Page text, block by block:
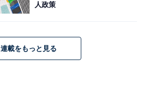
人政策
連載をもっと見る